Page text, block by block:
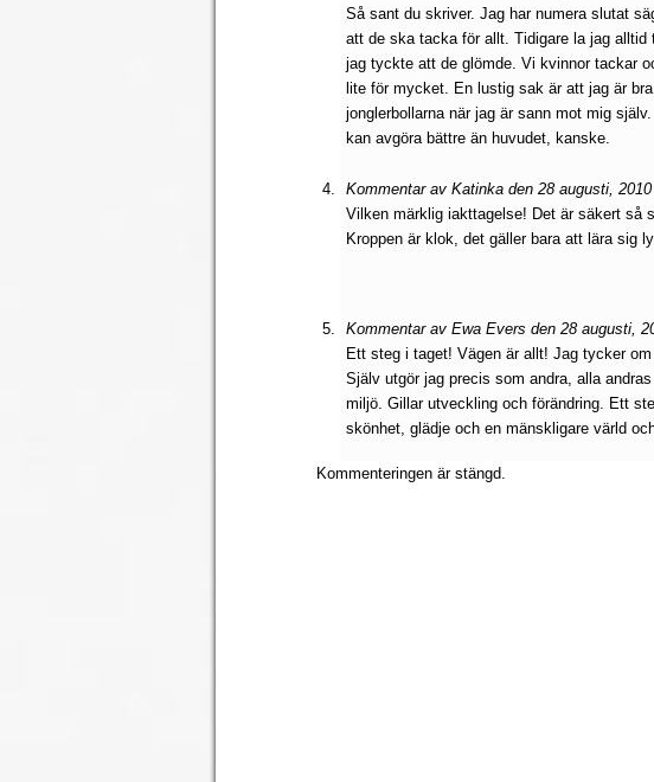
Så sant du skriver. Jag har numera slutat
att de ska tacka för allt. Tidigare la jag alltid
jag tyckte att de glömde. Vi kvinnor tackar
lite för mycket. En lustig sak är att jag är
jonglerbollarna när jag är sann mot mig
kan avgöra bättre än huvudet, kanske.
Kommentar av Katinka den 28 augusti,
Vilken märklig iakttagelse! Det är säkert så
Kroppen är klok, det gäller bara att lära sig
Kommentar av Ewa Evers den 28 augusti,
Ett steg i taget! Vägen är allt! Jag tycker
Själv utgör jag precis som andra, alla
miljö. Gillar utveckling och förändring. Ett
skönhet, glädje och en mänskligare värld
Kommenteringen är stängd.